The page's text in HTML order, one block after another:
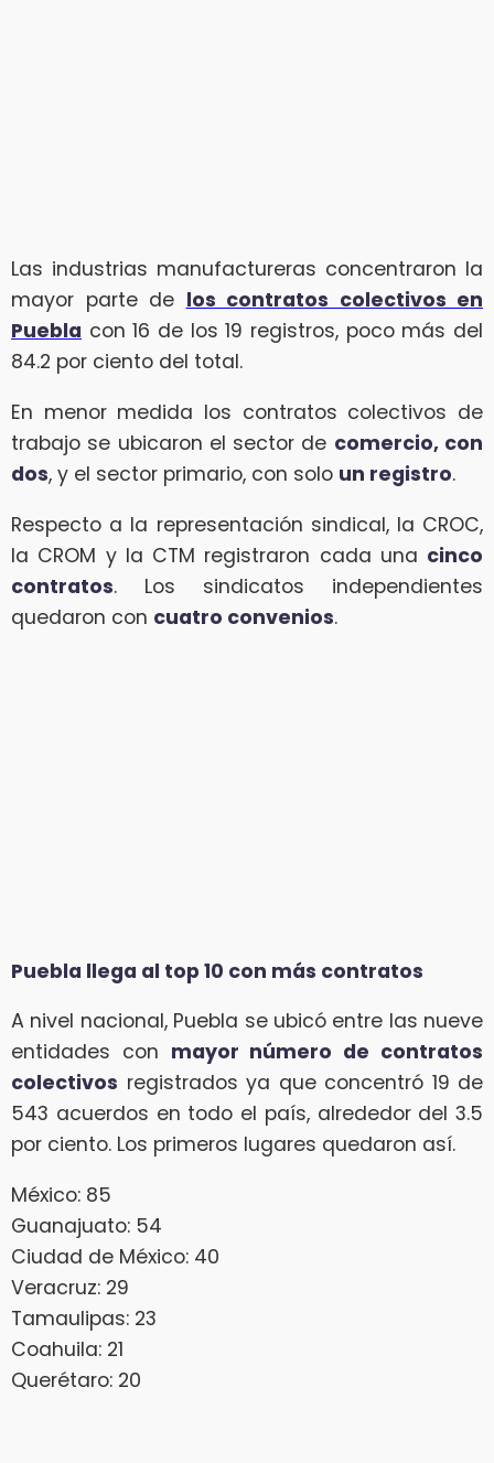
Las industrias manufactureras concentraron la
mayor parte de los contratos colectivos en
Puebla con 16 de los 19 registros, poco más del
84.2 por ciento del total.
En menor medida los contratos colectivos de
trabajo se ubicaron el sector de comercio, con
dos, y el sector primario, con solo un registro.
Respecto a la representación sindical, la CROC,
la CROM y la CTM registraron cada una cinco
contratos. Los sindicatos independientes
quedaron con cuatro convenios.
Puebla llega al top 10 con más contratos
A nivel nacional, Puebla se ubicó entre las nueve
entidades con mayor número de contratos
colectivos registrados ya que concentró 19 de
543 acuerdos en todo el país, alrededor del 3.5
por ciento. Los primeros lugares quedaron así.
México: 85
Guanajuato: 54
Ciudad de México: 40
Veracruz: 29
Tamaulipas: 23
Coahuila: 21
Querétaro: 20